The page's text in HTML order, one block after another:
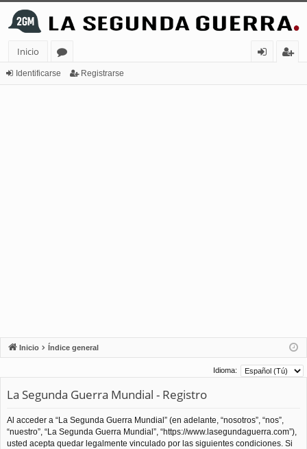
Inicio
or
Identificarse Registrarse
Inicio Índice general
Idioma:
La Segunda Guerra Mundial - Registro
Al acceder a “La Segunda Guerra Mundial” (en adelante, “nosotros”, “nos”,
“nuestro”, “La Segunda Guerra Mundial”, “https://www.lasegundaguerra.com”),
usted acepta quedar legalmente vinculado por las siguientes condiciones. Si